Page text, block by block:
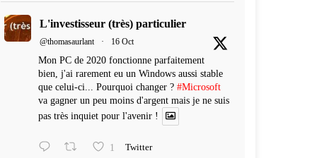
L'investisseur (très) particulier
@thomasaurlant · 16 Oct
Mon PC de 2020 fonctionne parfaitement
bien, j'ai rarement eu un Windows aussi stable
que celui-ci... Pourquoi changer ? #Microsoft
va gagner un peu moins d'argent mais je ne suis
pas très inquiet pour l'avenir !
1 Twitter